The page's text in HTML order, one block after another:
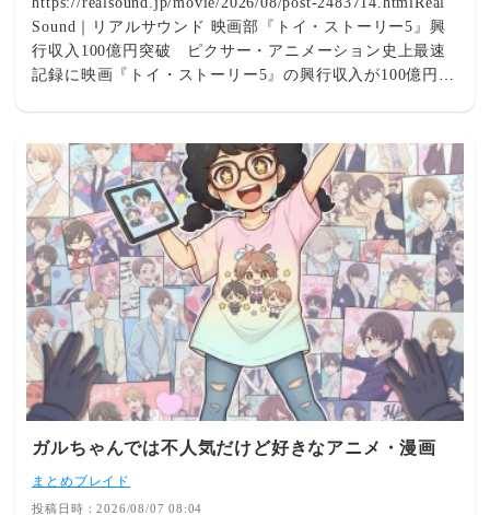
Sound｜リアルサウンド 映画部『トイ・ストーリー5』興
行収入100億円突破 ピクサー・アニメーション史上最速
記録に映画『トイ・ストーリー5』の興行収入が100億円を
ストーリー』シリーズ最新作。7月3日に日本公開を迎え、
公開初週末3日間で動員164万人、興行収入24億1510万円を
記録し、『アナと雪の女王2』…公開34日目での興行収入
100億円突破はピクサー・アニメーションとして史上最速
となり、『トイ・ストーリー』シリーズとしても最速の記
録となる。さらに、興行収入100億9千万円の『トイ・スト
ーリー4』を抜き、シリーズNo.1興行収入である『トイ・
ストーリー3』の108億円超えも目前に控えている。
ガルちゃんでは不人気だけど好きなアニメ・漫画
まとめブレイド
投稿日時：2026/08/07 08:04